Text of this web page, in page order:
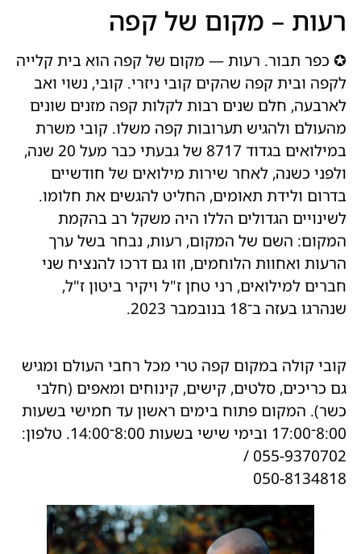
רעות – מקום של קפה
✪ כפר תבור. רעות — מקום של קפה הוא בית קלייה
לקפה ובית קפה שהקים קובי ניזרי. קובי, נשוי ואב
לארבעה, חלם שנים רבות לקלות קפה מזנים שונים
מהעולם ולהגיש תערובות קפה משלו. קובי משרת
במילואים בגדוד 8717 של גבעתי כבר מעל 20 שנה,
ולפני כשנה, לאחר שירות מילואים של חודשיים
בדרום ולידת תאומים, החליט להגשים את חלומו.
לשינויים הגדולים הללו היה משקל רב בהקמת
המקום: השם של המקום, רעות, נבחר בשל ערך
הרעות ואחוות הלוחמים, וזו גם דרכו להנציח שני
חברים למילואים, רני טחן ז"ל ויקיר ביטון ז"ל,
שנהרגו בעזה ב־18 בנובמבר 2023.
קובי קולה במקום קפה טרי מכל רחבי העולם ומגיש
גם כריכים, סלטים, קישים, קינוחים ומאפים (חלבי
כשר). המקום פתוח בימים ראשון עד חמישי בשעות
8:00־17:00 ובימי שישי בשעות 8:00־14:00. טלפון:
055-9370702 /
050-8134818